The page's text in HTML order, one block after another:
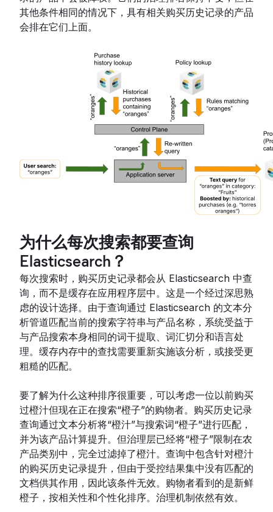
其他条件相同的情况下，具有相关购买历史记录的产品
会排在它们上面。
为什么每次搜索都要查询
Elasticsearch？
每次搜索时，购买历史记录都会从 Elasticsearch 中查
询，而不是缓存在应用程序层中。这是一个经过深思熟
虑的设计选择。由于查询通过 Elasticsearch 的文本分
析管道匹配当前的搜索字符串与产品名称，系统受益于
与产品搜索本身相同的词干提取、词汇切分和语言处
理。缓存内存中的查找需要重新实施该分析，或接受更
粗糙的匹配。
要了解为什么这种排序很重要，可以考虑一位以前购买
过橙汁但现在正在搜索“橙子”的购物者。购买历史记录
查询通过文本分析将“橙汁”与搜索词“橙子”进行匹配，
并为该产品计算提升。但治理层已经将“橙子”限制在农
产品类别中，完全过滤掉了橙汁。查询中包含针对橙汁
的购买历史记录提升，但由于受控结果集中没有匹配的
文档供其作用，因此该条件无效。购物者看到的是新鲜
橙子，按相关性和个性化排序。治理机制依然有效。